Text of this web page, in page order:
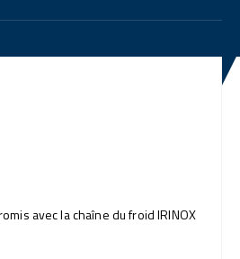
avec la chaîne du froid IRINOX